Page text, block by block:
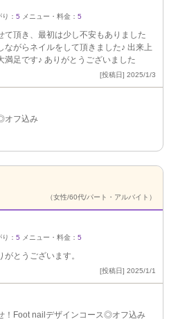
： 5 メニュー・料金： 5
頂き、最初は少し不安もありました
がらネイルをして頂きました♪ 出来上
足です♪ ありがとうございました
[投稿日] 2025/1/3
オフ込み
（女性/60代/パート・アルバイト）
： 5 メニュー・料金： 5
とうございます。
[投稿日] 2025/1/1
！Foot nailデザインコース◎オフ込み